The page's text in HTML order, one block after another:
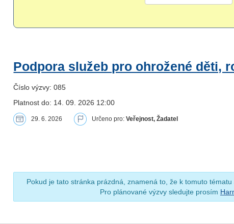
Podpora služeb pro ohrožené děti,
Číslo výzvy: 085
Platnost do: 14. 09. 2026 12:00
29. 6. 2026 Určeno pro:Veřejnost, Žadatel
Pokud je tato stránka prázdná, znamená to, že k tomuto
Pro plánované výzvy sledujte prosím